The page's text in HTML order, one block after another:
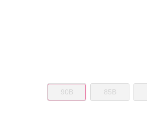
85B
90B